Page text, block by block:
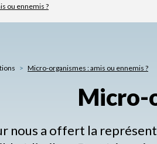
Nav
ou ennemis ?
Micro-organismes : amis ou ennemis ?
Micro-
nous a offert la